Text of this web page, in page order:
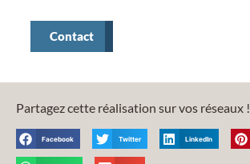
Contact
Partagez cette réalisation sur vos réseaux !
Facebook Twitter LinkedIn